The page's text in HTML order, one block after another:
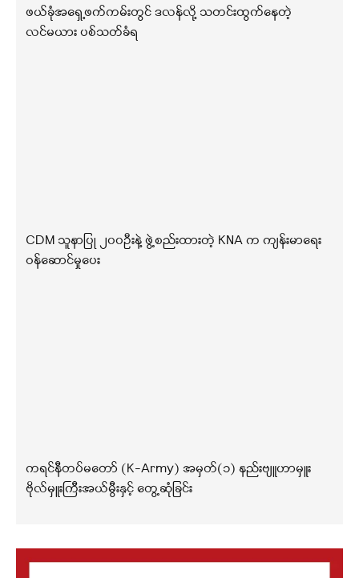
ဖယ်ခုံအရှေ့ဖက်ကမ်းတွင် ဒလန်လို့ သတင်းထွက်နေတဲ့
လင်မယား ပစ်သတ်ခံရ
CDM သူနာပြု ၂၀၀ဦးနဲ့ ဖွဲ့စည်းထားတဲ့ KNA က ကျန်းမာရေး
ဝန်ဆောင်မှုပေး
ကရင်နီတပ်မတော် (K-Army) အမှတ်(၁) နည်းဗျူဟာမှူး
ဗိုလ်မှူးကြီးအယ်မွီးနှင့် တွေ့ဆုံခြင်း